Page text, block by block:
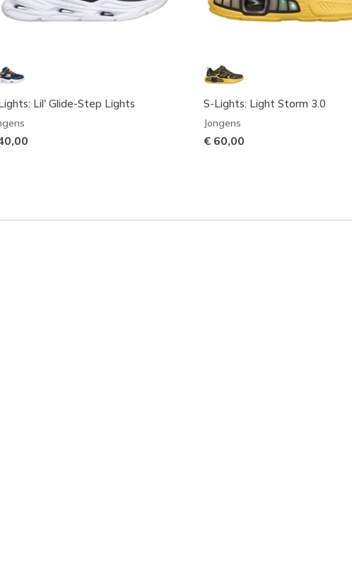
Lil' Glide-Step Lights S-Lights: Light Storm 3.0
Jongens
€ 60,00